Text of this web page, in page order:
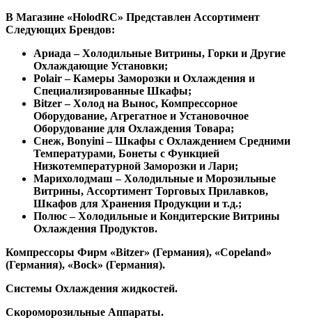
В Магазине «HolodRC» Представлен Ассортимент
Следующих Брендов:
Ариада – Холодильные Витрины, Горки и Другие
Охлаждающие Установки;
Polair – Камеры Заморозки и Охлаждения и
Специализированные Шкафы;
Bitzer – Холод на Вынос, Компрессорное
Оборудование, Агрегатное и Установочное
Оборудование для Охлаждения Товара;
Снеж, Bonyini – Шкафы с Охлаждением Средними
Температурами, Бонеты с Функцией
Низкотемпературной Заморозки и Лари;
Марихолодмаш – Холодильные и Морозильные
Витрины, Ассортимент Торговых Прилавков,
Шкафов для Хранения Продукции и т.д.;
Полюс – Холодильные и Кондитерские Витрины
Охлаждения Продуктов.
Компрессоры Фирм «Bitzer» (Германия), «Copeland»
(Германия), «Bock» (Германия).
Системы Охлаждения жидкостей.
Скороморозильные Аппараты.